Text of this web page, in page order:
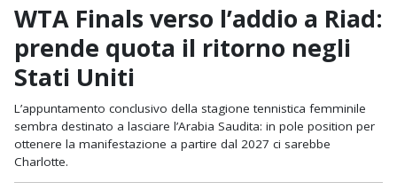
WTA Finals verso l’addio a Riad:
prende quota il ritorno negli
Stati Uniti
L’appuntamento conclusivo della stagione tennistica femminile
sembra destinato a lasciare l’Arabia Saudita: in pole position per
ottenere la manifestazione a partire dal 2027 ci sarebbe
Charlotte.